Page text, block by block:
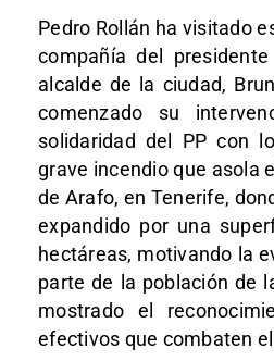
Pedro Rollán ha visitado
compañía del
alcalde de la ciudad,
comenzado su
solidaridad del PP con
grave incendio que asola
de Arafo, en Tenerife,
expandido por una
hectáreas, motivando la
parte de la población de
mostrado el
efectivos que combaten